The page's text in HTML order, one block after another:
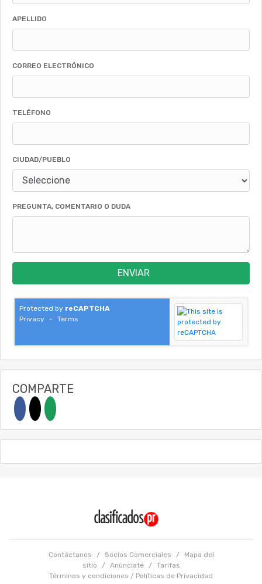
APELLIDO
CORREO ELECTRÓNICO
TELÉFONO
CIUDAD/PUEBLO
PREGUNTA, COMENTARIO O DUDA
ENVIAR
Protected by reCAPTCHA
Privacy
- Terms
COMPARTE
Contáctanos / Socios Comerciales /
Mapa del
sitio
/ Anúnciate /
Tarifas
Términos y condiciones / Políticas de Privacidad